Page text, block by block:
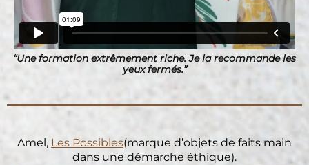
“Une formation extrêmement riche. Je la recommande les
yeux fermés.”
Amel, Les Possibles(marque d’objets de faits main
dans une démarche éthique).